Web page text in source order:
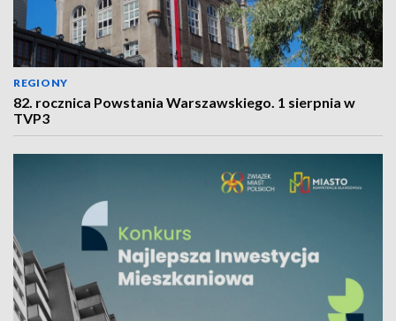
REGIONY
82. rocznica Powstania Warszawskiego. 1 sierpnia w
TVP3